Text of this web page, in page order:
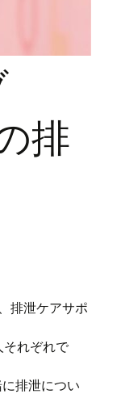
排
排泄ケアサポ
それぞれで
排泄につい